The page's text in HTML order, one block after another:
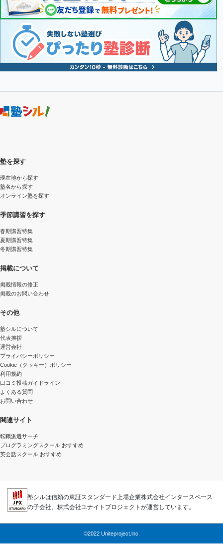
塾を探す
現在地から探す
塾名から探す
オンライン塾を探す
季節講習を探す
春期講習特集
夏期講習特集
冬期講習特集
掲載について
掲載情報の修正
掲載のお問い合わせ
その他
塾シルについて
代表挨拶
運営会社
プライバシーポリシー
Cookie（クッキー）ポリシー
利用規約
口コミ投稿ガイドライン
よくある質問
お問い合わせ
関連サイト
転職派遣サーチ
プログラミングスクール おすすめ
英会話スクール おすすめ
塾シルは信頼の東証スタンダード上場企業株式会社インタースペース
の子会社、株式会社ユナイトプロジェクトが運営しています。
©2022 Uniteproject.lnc.